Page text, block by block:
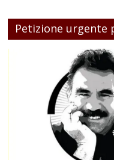
Petizione urgente